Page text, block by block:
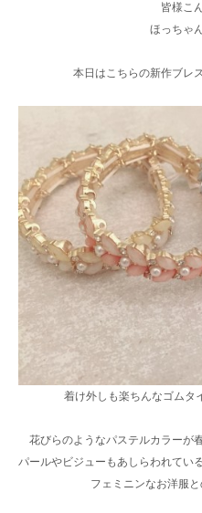
皆様こ
ほっちゃ
本日はこちらの新作ブレ
着け外しも楽ちんなゴムタ
花びらのようなパステルカラーが
パールやビジューもあしらわれてい
フェミニンなお洋服